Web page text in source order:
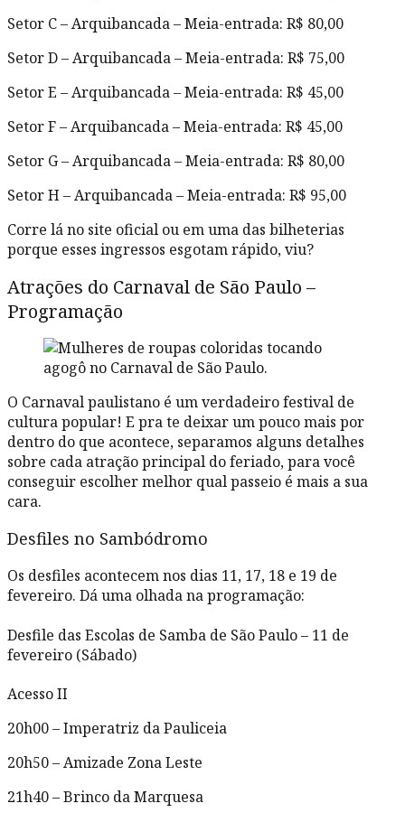
Setor C – Arquibancada – Meia-entrada: R$ 80,00
Setor D – Arquibancada – Meia-entrada: R$ 75,00
Setor E – Arquibancada – Meia-entrada: R$ 45,00
Setor F – Arquibancada – Meia-entrada: R$ 45,00
Setor G – Arquibancada – Meia-entrada: R$ 80,00
Setor H – Arquibancada – Meia-entrada: R$ 95,00
Corre lá no site oficial ou em uma das bilheterias
porque esses ingressos esgotam rápido, viu?
Atrações do Carnaval de São Paulo –
Programação
O Carnaval paulistano é um verdadeiro festival de
cultura popular! E pra te deixar um pouco mais por
dentro do que acontece, separamos alguns detalhes
sobre cada atração principal do feriado, para você
conseguir escolher melhor qual passeio é mais a sua
cara.
Desfiles no Sambódromo
Os desfiles acontecem nos dias 11, 17, 18 e 19 de
fevereiro. Dá uma olhada na programação:
Desfile das Escolas de Samba de São Paulo – 11 de
fevereiro (Sábado)
Acesso II
20h00 – Imperatriz da Pauliceia
20h50 – Amizade Zona Leste
21h40 – Brinco da Marquesa